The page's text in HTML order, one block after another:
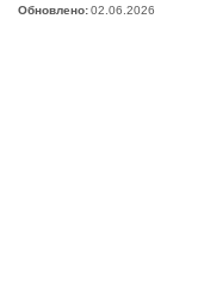
Обновлено:02.06.2026